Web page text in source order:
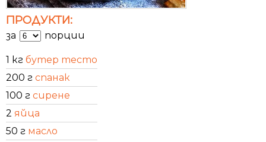
ПРОДУКТИ:
за порции
1 кг бутер тесто
200 г спанак
100 г сирене
2 яйца
50 г масло